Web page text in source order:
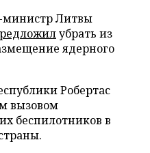
Литвы
убрать из
ядерного
Робертас
вызовом
беспилотников в